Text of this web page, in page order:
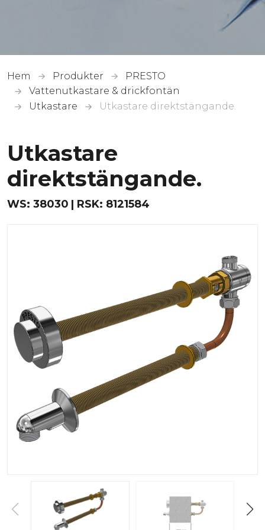
Hem Produkter
PRESTO
Vattenutkastare & drickfontän
Utkastare
Utkastare direktstängande.
Utkastare
direktstängande.
WS: 38030 RSK: 8121584